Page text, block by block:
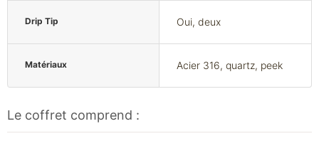
Drip Tip Oui, deux
Matériaux Acier 316, quartz, peek
Le coffret comprend :